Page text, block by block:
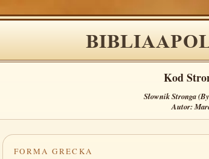
Kod
Słownik Stronga
Autor:
FORMA GRECKA